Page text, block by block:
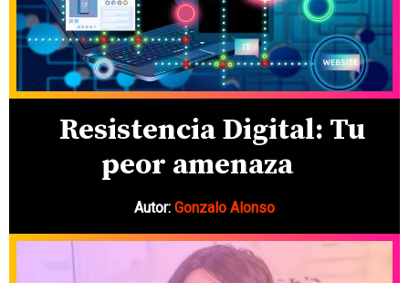
Resistencia Digital: Tu
peor amenaza
Autor: Gonzalo Alonso